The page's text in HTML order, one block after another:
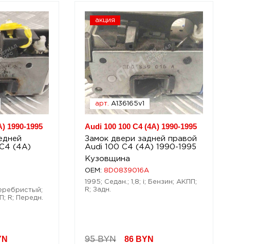
1990-1995
(4A)
R; Передн.
акция
арт. A136165v1
Audi 100 100 C4 (4A) 1990-1995
Замок двери задней правой
Audi 100 C4 (4A) 1990-1995
Кузовщина
OEM: 8D0839016A
1995; Седан.; 1,8; i; Бензин; АКПП;
R; Задн.
95 BYN 86 BYN